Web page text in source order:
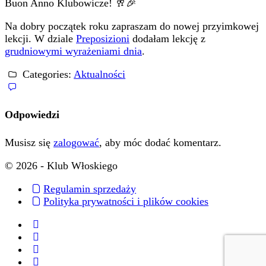
Buon Anno Klubowicze! 🥂🎉
Na dobry początek roku zapraszam do nowej przyimkowej
lekcji. W dziale Preposizioni dodałam lekcję z
grudniowymi wyrażeniami dnia.
Categories:Aktualności
Odpowiedzi
Musisz się zalogować, aby móc dodać komentarz.
© 2026 - Klub Włoskiego
Regulamin sprzedaży
Polityka prywatności i plików cookies